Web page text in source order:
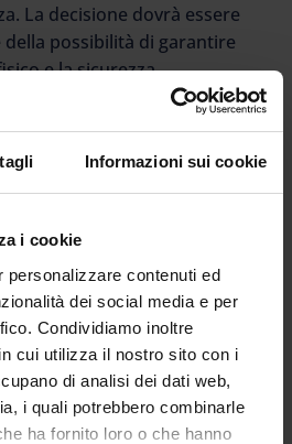
Informazioni sui cookie
i cookie
personalizzare contenuti ed
dei social media e per
Condividiamo inoltre
cui utilizza il nostro sito con i
di analisi dei dati web,
i quali potrebbero combinarle
ha fornito loro o che hanno
La decisione dovrà essere
della possibilità di garantire
e la sicurezza
il divieto di gite
svolti a livello amatoriale.
guidate e le uscite
ordine e grado, fatte salve le
per le competenze
nonché le
provvedimento che ha
di limitare al massimo gli
tra i giovani.